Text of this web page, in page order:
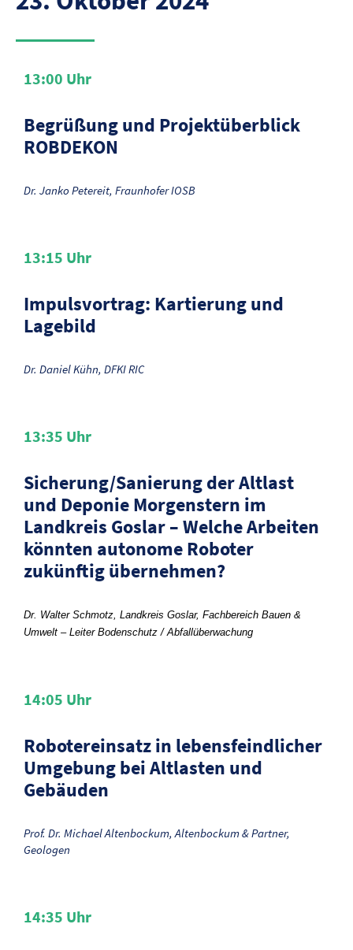
13:00 Uhr
Begrüßung und Projektüberblick
ROBDEKON
Dr. Janko Petereit, Fraunhofer IOSB
13:15 Uhr
Impulsvortrag: Kartierung und
Lagebild
Dr. Daniel Kühn, DFKI RIC
13:35 Uhr
Sicherung/Sanierung der Altlast
und Deponie Morgenstern im
Landkreis Goslar – Welche Arbeiten
könnten autonome Roboter
zukünftig übernehmen?
Dr. Walter Schmotz, Landkreis Goslar, Fachbereich Bauen &
Umwelt – Leiter Bodenschutz / Abfallüberwachung
14:05 Uhr
Robotereinsatz in lebensfeindlicher
Umgebung bei Altlasten und
Gebäuden
Prof. Dr. Michael Altenbockum, Altenbockum & Partner,
Geologen
14:35 Uhr